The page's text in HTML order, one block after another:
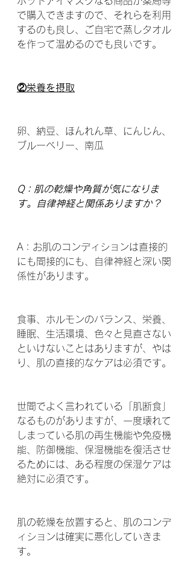
で購入できますので、それらを利用
するのも良し、ご自宅で蒸しタオル
を作って温めるのでも良いです。
②栄養を摂取
卵、納豆、ほんれん草、にんじん、
ブルーベリー、南瓜
Q：肌の乾燥や角質が気になりま
す。自律神経と関係ありますか？
A：お肌のコンディションは直接的
にも間接的にも、自律神経と深い関
係性があります。
食事、ホルモンのバランス、栄養、
睡眠、生活環境、色々と見直さない
といけないことはありますが、やは
り、肌の直接的なケアは必須です。
世間でよく言われている「肌断食」
なるものがありますが、一度壊れて
しまっている肌の再生機能や免疫機
能、防御機能、保湿機能を復活させ
るためには、ある程度の保湿ケアは
絶対に必須です。
肌の乾燥を放置すると、肌のコンデ
ィションは確実に悪化していきま
す。